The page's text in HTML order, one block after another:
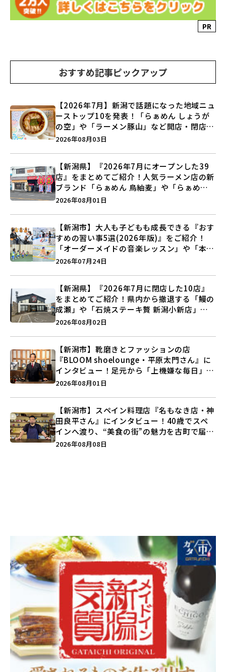
PR
おすすめ記事ピックアップ
【2026年7月】新潟で話題になった地域ニュ
ーストップ10を発表！「らぁめん しょうが
の空」や「ラーメン豚山」など開店・閉店の
注目記事をランキングでご紹介♪
2026年08月03日
【新潟県】『2026年7月にオープンした39
店』をまとめてご紹介！人気ラーメン店の新
ブランド「らぁめん 鳥紬麦」や「らぁめん
しょうがの空」など盛りだくさん♪
2026年08月01日
【新潟市】大人も子どもも成長できる『おす
すめの習い事5選(2026年版)』をご紹介！
「オーダーメイドの音楽レッスン」や「本格
キックボクシング」で新しい自分を見つけよ
2026年07月24日
【新潟県】『2026年7月に閉店した10店』
をまとめてご紹介！県内から撤退する「鰻の
成瀬」や「石焼ステーキ贅 新潟小新店」が
営業に幕…。
2026年08月02日
【新潟市】靴磨きとファッションの店
『BLOOM shoelounge・平原太門さん』に
インタビュー！足元から「上機嫌な毎日」を
つくる装いの提案とは？
2026年08月01日
【新潟市】スペイン料理店『名もなき店・神
田良平さん』にインタビュー！40歳でスペ
インへ渡り、“美食の街”の魅力を古町で届け
る♪
2026年08月08日